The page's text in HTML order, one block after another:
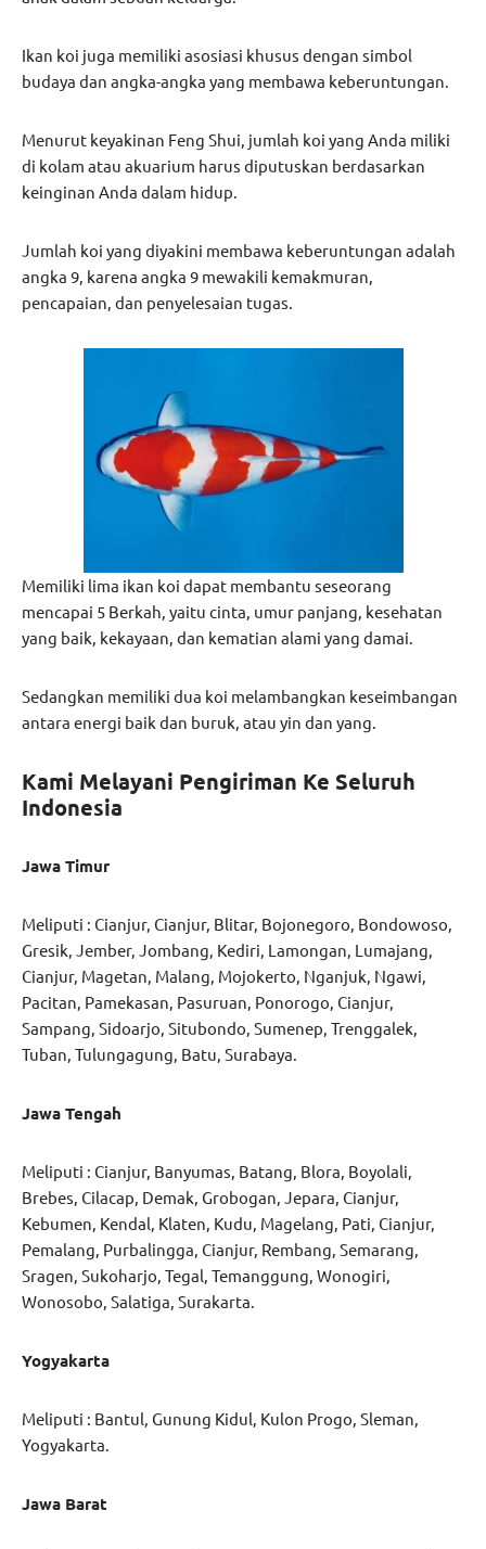
Ikan koi juga memiliki asosiasi khusus dengan simbol
budaya dan angka-angka yang membawa keberuntungan.
Menurut keyakinan Feng Shui, jumlah koi yang Anda miliki
di kolam atau akuarium harus diputuskan berdasarkan
keinginan Anda dalam hidup.
Jumlah koi yang diyakini membawa keberuntungan adalah
angka 9, karena angka 9 mewakili kemakmuran,
pencapaian, dan penyelesaian tugas.
Memiliki lima ikan koi dapat membantu seseorang
mencapai 5 Berkah, yaitu cinta, umur panjang, kesehatan
yang baik, kekayaan, dan kematian alami yang damai.
Sedangkan memiliki dua koi melambangkan keseimbangan
antara energi baik dan buruk, atau yin dan yang.
Kami Melayani Pengiriman Ke Seluruh
Indonesia
Jawa Timur
Meliputi : Cianjur, Cianjur, Blitar, Bojonegoro, Bondowoso,
Gresik, Jember, Jombang, Kediri, Lamongan, Lumajang,
Cianjur, Magetan, Malang, Mojokerto, Nganjuk, Ngawi,
Pacitan, Pamekasan, Pasuruan, Ponorogo, Cianjur,
Sampang, Sidoarjo, Situbondo, Sumenep, Trenggalek,
Tuban, Tulungagung, Batu, Surabaya.
Jawa Tengah
Meliputi : Cianjur, Banyumas, Batang, Blora, Boyolali,
Brebes, Cilacap, Demak, Grobogan, Jepara, Cianjur,
Kebumen, Kendal, Klaten, Kudu, Magelang, Pati, Cianjur,
Pemalang, Purbalingga, Cianjur, Rembang, Semarang,
Sragen, Sukoharjo, Tegal, Temanggung, Wonogiri,
Wonosobo, Salatiga, Surakarta.
Yogyakarta
Meliputi : Bantul, Gunung Kidul, Kulon Progo, Sleman,
Yogyakarta.
Jawa Barat